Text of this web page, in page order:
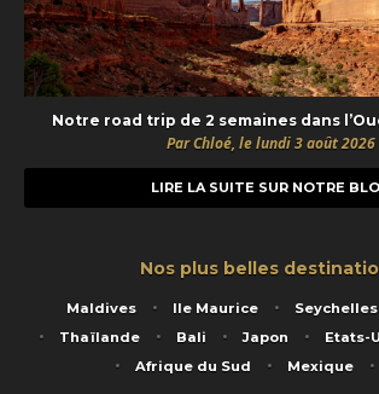
Notre road trip de 2 semaines dans
Par Chloé, le lundi 3 août 2026
LIRE LA SUITE SUR NOTRE
Nos plus belles
Maldives Ile Maurice Seychelles
Thaïlande
Bali Japon Etats-
Afrique du Sud
Mexique